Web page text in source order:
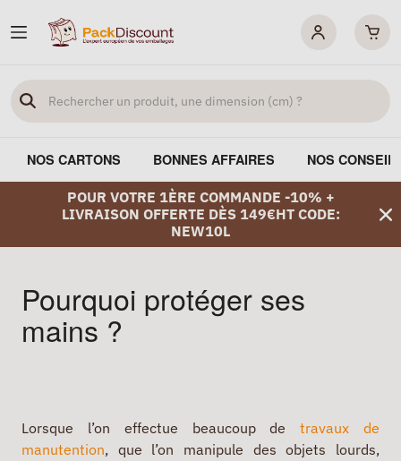
NOS CARTONS BONNES AFFAIRES NOS
POUR VOTRE 1ÈRE COMMANDE -10% +
LIVRAISON OFFERTE DÈS 149€HT CODE:
NEW10L
Pourquoi protéger ses
mains ?
Lorsque l’on effectue beaucoup detravaux de
manutention, que l’on manipule des objets lourds,